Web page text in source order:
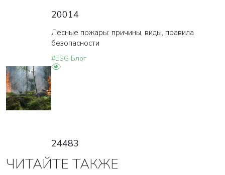
20014
Лесные пожары: причины, виды, правила
безопасности
#ESG Блог
24483
ЧИТАЙТЕ ТАКЖЕ
ВАША ЗАЯВКА ОТПРАВЛЕНА
в ближайшее время наши менеджеры